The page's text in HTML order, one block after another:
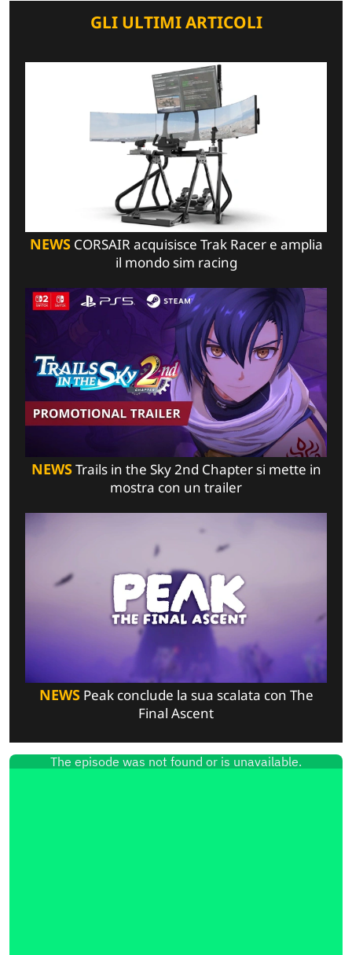
GLI ULTIMI ARTICOLI
NEWSCORSAIR acquisisce Trak Racer e amplia
il mondo sim racing
NEWSTrails in the Sky 2nd Chapter si mette in
mostra con un trailer
NEWSPeak conclude la sua scalata con The
Final Ascent